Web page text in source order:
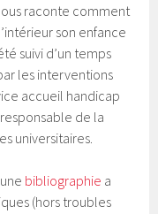
raconte comment
son enfance
suivi d’un temps
les interventions
accueil handicap
de la
universitaires.
bibliographie a
(hors troubles